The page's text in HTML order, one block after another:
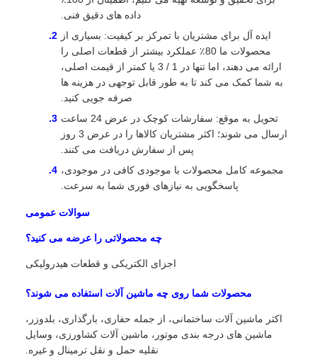
داده های دقیق فنی.
ایده آل برای مشتریان با تمرکز بر کیفیت: بسیاری از
محصولات ما 80٪ عملکرد بیشتر از قطعات اصلی را
ارائه می دهند، اما تنها در 1 / 3 یا کمتر از قیمت اصلی،
به شما کمک می کند تا به طور قابل توجهی در هزینه ها
صرفه جویی کنید.
تحویل به موقع: سفارشات کوچک در عرض 24 ساعت
ارسال می شوند؛ اکثر مشتریان کالاها را در عرض 3 روز
پس از سفارش دریافت می کنند.
مجموعه کامل محصولات با موجودی کافی در موجودی،
پاسخگویی به نیازهای فوری شما به سرعت.
سوالات عمومی
چه محصولاتی را عرضه می کنید؟
اجزای الکتریکی و قطعات هیدرولیکی
محصولات شما روی چه ماشین آلات استفاده می شوند؟
اکثر ماشین آلات ساختمانی، از جمله حفاری، بارگذاری، بلدوزر،
ماشین های درجه بندی موتور، ماشین آلات کشاورزی، وسایل
نقلیه حمل و نقل ترمینال و غیره.